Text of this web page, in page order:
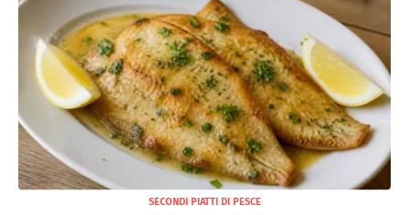
SECONDI PIATTI DI PESCE